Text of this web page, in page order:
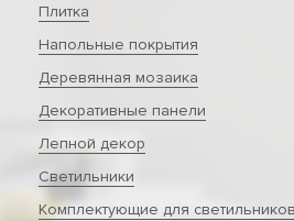
Плитка
Напольные покрытия
Деревянная мозаика
Декоративные панели
Лепной декор
Светильники
Комплектующие для светильников